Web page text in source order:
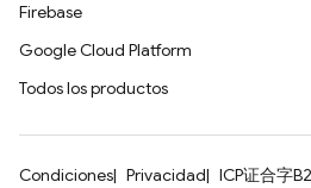
Firebase
Google Cloud Platform
Todos los productos
Condiciones Privacidad
ICP证合字